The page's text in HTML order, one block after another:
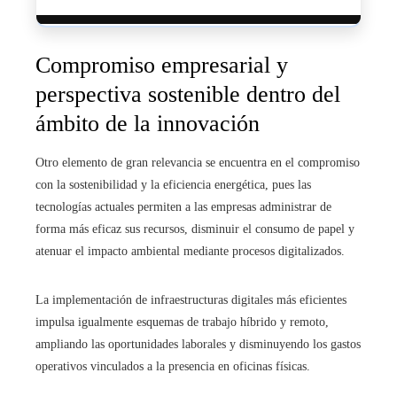
Compromiso empresarial y
perspectiva sostenible dentro del
ámbito de la innovación
Otro elemento de gran relevancia se encuentra en el compromiso
con la sostenibilidad y la eficiencia energética, pues las
tecnologías actuales permiten a las empresas administrar de
forma más eficaz sus recursos, disminuir el consumo de papel y
atenuar el impacto ambiental mediante procesos digitalizados.
La implementación de infraestructuras digitales más eficientes
impulsa igualmente esquemas de trabajo híbrido y remoto,
ampliando las oportunidades laborales y disminuyendo los gastos
operativos vinculados a la presencia en oficinas físicas.